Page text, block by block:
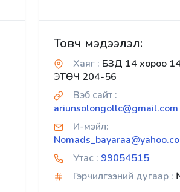
Товч мэдээлэл:
Хаяг : БЗД 14 хороо
ЭТӨЧ 204-56
Вэб сайт :
ariunsolongollc@gmail.com
И-мэйл:
Утас : 99054515
Гэрчилгээний дугаар :